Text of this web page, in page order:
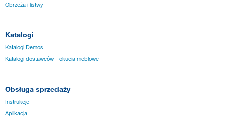
Obrzeża i listwy
Katalogi
Katalogi Demos
Katalogi dostawców - okucia meblowe
Obsługa sprzedaży
Instrukcje
Aplikacja